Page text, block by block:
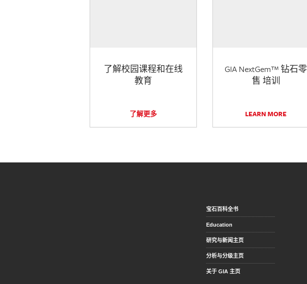
了解校园课程和在线
教育
了解更多
GIA NextGem™ 钻石零
售 培训
LEARN MORE
宝石百科全书
Education
研究与新闻主页
分析与分级主页
关于 GIA 主页